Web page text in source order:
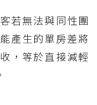
若無法與同性團
產生的單房差將
，等於直接減輕